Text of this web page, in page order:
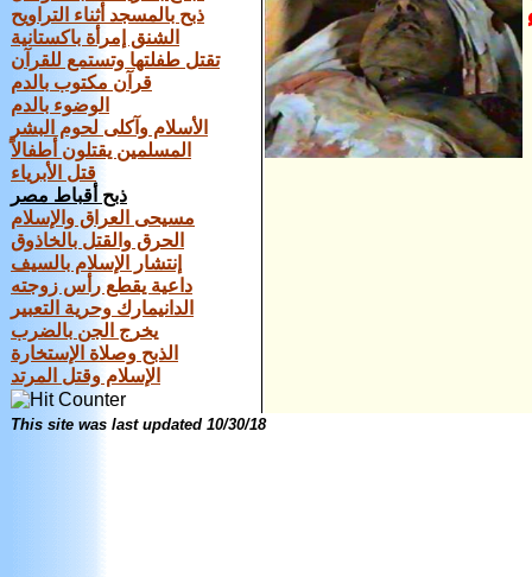
ذبح بالمسجد أثناء التراويح
الشنق إمرأة باكستانية
تقتل طفلتها وتستمع للقرآن
قرآن مكتوب بالدم
الوضوء بالدم
الأسلام وآكلى لحوم البشر
المسلمين يقتلون أطفالاً
قتل الأبرياء
ذبح أقباط مصر
مسيحى العراق والإسلام
الحرق والقتل بالخاذوق
إنتشار الإسلام بالسيف
داعية يقطع رأس زوجته
الدانيمارك وحرية التعبير
يخرج الجن بالضرب
الذبح وصلاة الإستخارة
الإسلام وقتل المرتد
This site was last updated 10/30/18